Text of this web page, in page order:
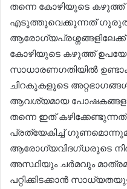
തന്നെ കോഴിയുടെ കഴുത്ത്
എടുത്തുവെക്കുന്നത്
ആരോഗ്യപ്രശ്നങ്ങളിലേക്ക്
കോഴിയുടെ കഴുത്ത്
സാധാരണഗതിയിൽ
ചിറകുകളുടെ
ആവശ്യമായ പോഷകങ്ങളും
തന്നെ ഇത്
പ്രത്യേകിച്ച്
ആരോഗ്യവിദഗ്ധരുടെ
അസ്ഥിയും ചർമവും
പറ്റിക്കിടക്കാൻ